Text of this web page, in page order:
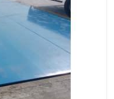
全自动输送机
木材撕碎机